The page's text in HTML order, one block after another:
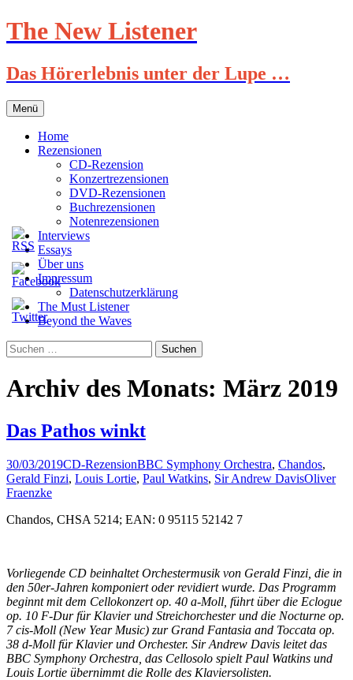
Zum
Inhalt
The New Listener
Das Hörerlebnis unter der Lupe …
Menü
Home
Rezensionen
CD-Rezension
Konzertrezensionen
DVD-Rezensionen
Buchrezensionen
Notenrezensionen
Interviews
Essays
Über uns
Impressum
Datenschutzerklärung
The Must Listener
Beyond the Waves
Suchen
nach:
Archiv des Monats: März 2019
Das Pathos winkt
30/03/2019CD-RezensionBBC Symphony Orchestra, Chandos,
Gerald Finzi, Louis Lortie, Paul Watkins, Sir Andrew DavisOliver
Fraenzke
Chandos, CHSA 5214; EAN: 0 95115 52142 7
Vorliegende CD beinhaltet Orchestermusik von Gerald Finzi, die in
den 50er-Jahren komponiert oder revidiert wurde. Das Programm
beginnt mit dem Cellokonzert op. 40 a-Moll, führt über die Eclogue
op. 10 F-Dur für Klavier und Streichorchester und die Nocturne op.
7 cis-Moll (New Year Music) zur Grand Fantasia and Toccata op.
38 d-Moll für Klavier und Orchester. Sir Andrew Davis leitet das
BBC Symphony Orchestra, das Cellosolo spielt Paul Watkins und
Louis Lortie übernimmt die Rolle des Klaviersolisten.